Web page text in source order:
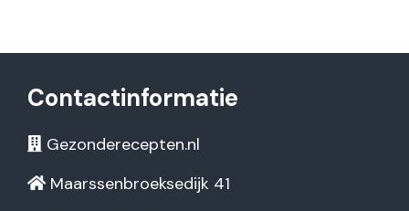
Contactinformatie
Gezonderecepten.nl
Maarssenbroeksedijk 41